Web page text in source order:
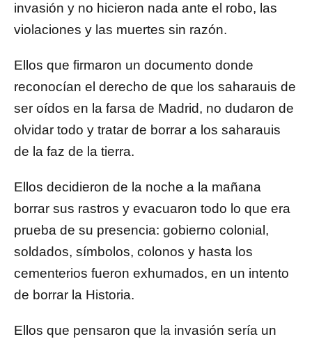
invasión y no hicieron nada ante el robo, las
violaciones y las muertes sin razón.
Ellos que firmaron un documento donde
reconocían el derecho de que los saharauis de
ser oídos en la farsa de Madrid, no dudaron de
olvidar todo y tratar de borrar a los saharauis
de la faz de la tierra.
Ellos decidieron de la noche a la mañana
borrar sus rastros y evacuaron todo lo que era
prueba de su presencia: gobierno colonial,
soldados, símbolos, colonos y hasta los
cementerios fueron exhumados, en un intento
de borrar la Historia.
Ellos que pensaron que la invasión sería un